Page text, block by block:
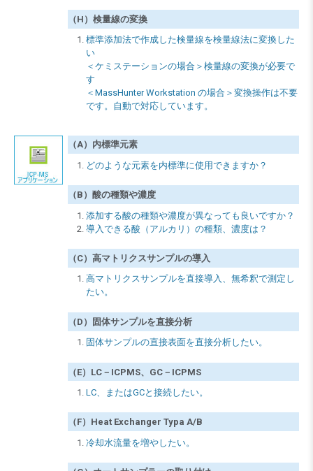
（H）検量線の変換
標準添加法で作成した検量線を検量線法に変換した
い
＜ケミステーションの場合＞検量線の変換が必要で
す
＜MassHunter Workstation の場合＞変換操作は不要
です。自動で対応しています。
（A）内標準元素
どのような元素を内標準に使用できますか？
（B）酸の種類や濃度
添加する酸の種類や濃度が異なっても良いですか？
導入できる酸（アルカリ）の種類、濃度は？
（C）高マトリクスサンプルの導入
高マトリクスサンプルを直接導入、無希釈で測定し
たい。
（D）固体サンプルを直接分析
固体サンプルの直接表面を直接分析したい。
（E）LC－ICPMS、GC－ICPMS
LC、またはGCと接続したい。
（F）Heat Exchanger Typa A/B
冷却水流量を増やしたい。